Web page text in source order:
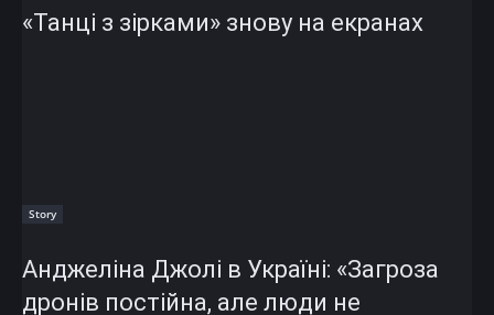
«Танці з зірками» знову на екранах
Story
Анджеліна Джолі в Україні: «Загроза
дронів постійна, але люди не